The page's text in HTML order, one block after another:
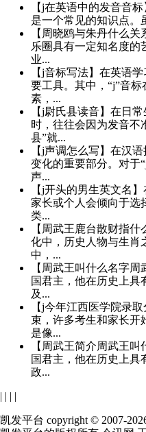
【j在英语中的发音音
是一个常见的知识点。
【周晓鸥与朱丹什么
乐圈具有一定知名度的
业...
【j音标写法】在英语
要工具。其中，“j”音
素，...
【j尉氏县读音】在日
时，往往会因为发音不
县”就...
【j声调怎么写】在汉
变化的重要部分。对于
声...
【j开头的男生英文名
家长或个人会倾向于选
类...
【周武王鹿台散财指
化中，历史人物与生肖
中，...
【周武王叫什么名字
国君主，他在历史上具
及...
【j今年江西医学院录
束，许多考生和家长开
是像...
【周武王简介周武王
国君主，他在历史上具
政...
| | | |
凯发平台 copyright © 2007-